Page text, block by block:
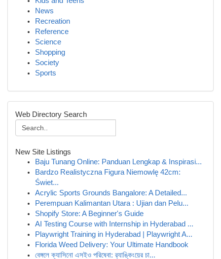
News
Recreation
Reference
Science
Shopping
Society
Sports
Web Directory Search
New Site Listings
Baju Tunang Online: Panduan Lengkap & Inspirasi...
Bardzo Realistyczna Figura Niemowlę 42cm:
Świet...
Acrylic Sports Grounds Bangalore: A Detailed...
Perempuan Kalimantan Utara : Ujian dan Pelu...
Shopify Store: A Beginner's Guide
AI Testing Course with Internship in Hyderabad ...
Playwright Training in Hyderabad | Playwright A...
Florida Weed Delivery: Your Ultimate Handbook
বেঙ্গলে ক্যাসিনো এসইও পরিষেবা: র‍্যাঙ্কিংয়ের চা...